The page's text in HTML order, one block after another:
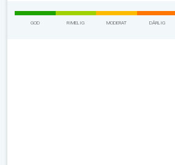
GOD RIMELIG MODERAT DÅRLIG